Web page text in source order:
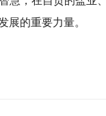
展的重要力量。